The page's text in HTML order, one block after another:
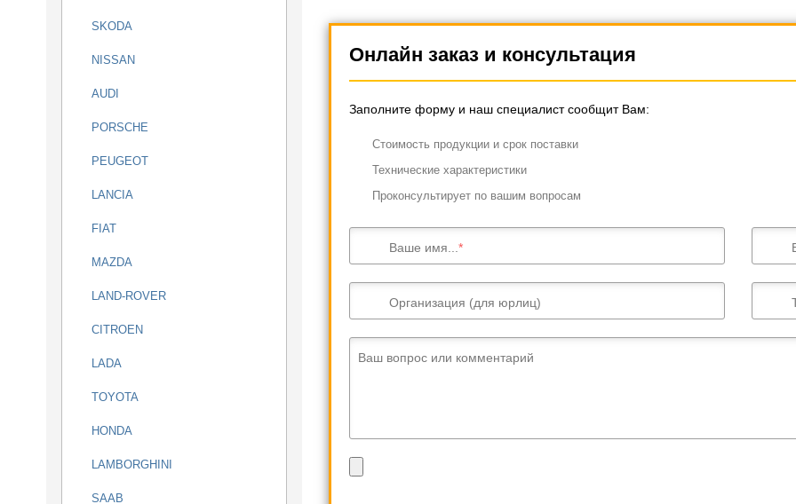
SKODA
NISSAN
AUDI
PORSCHE
PEUGEOT
LANCIA
FIAT
MAZDA
LAND-ROVER
CITROEN
LADA
TOYOTA
HONDA
LAMBORGHINI
SAAB
Онлайн заказ и консультация
Заполните форму и наш специалист сообщит Вам:
Cтоимость продукции и срок поставки
Технические характеристики
Проконсультирует по вашим вопросам
Ваше имя...
Организация (для юрлиц)
Ваш вопрос или комментарий